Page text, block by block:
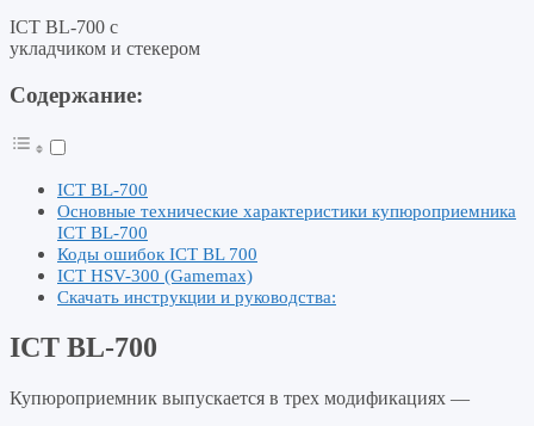
ICT BL-700 с
укладчиком и стекером
Содержание:
ICT BL-700
Основные технические характеристики купюроприемника
ICT BL-700
Коды ошибок ICT BL 700
ICT HSV-300 (Gamemax)
Скачать инструкции и руководства:
ICT BL-700
Купюроприемник выпускается в трех модификациях —